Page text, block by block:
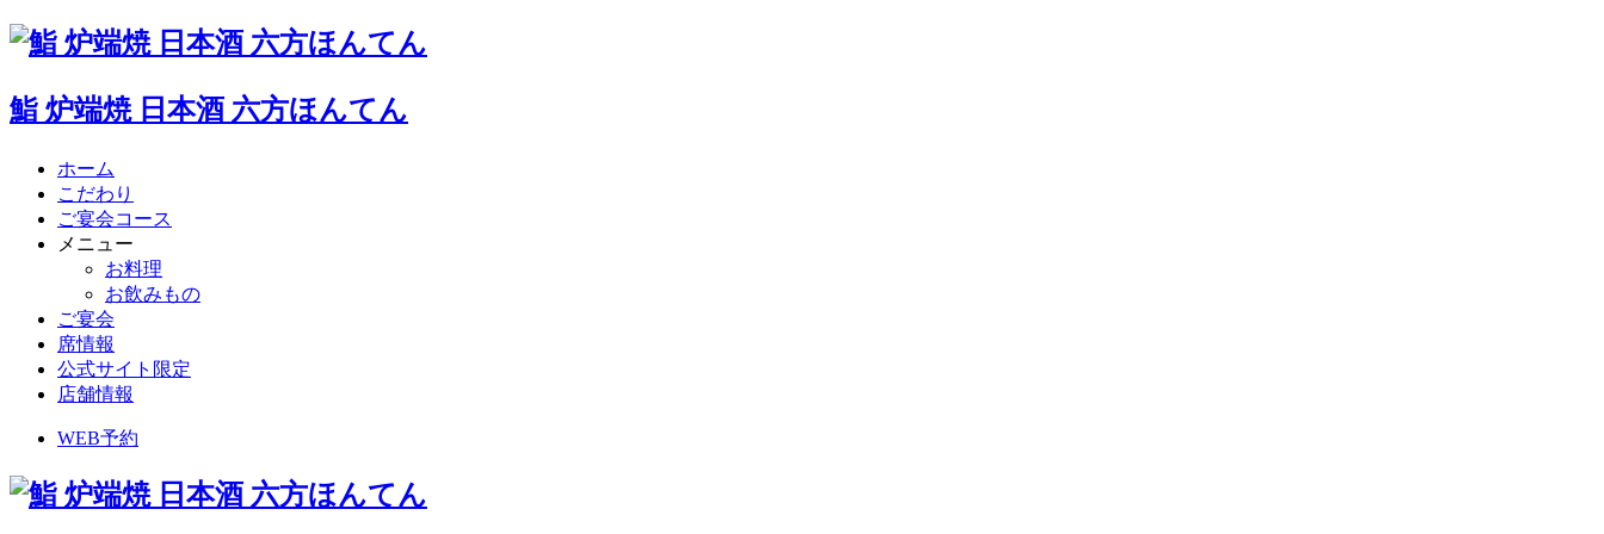
鮨 炉端焼 日本酒 六方ほんてん
ホーム
こだわり
ご宴会コース
メニュー
お料理
お飲みもの
ご宴会
席情報
公式サイト限定
店舗情報
WEB予約